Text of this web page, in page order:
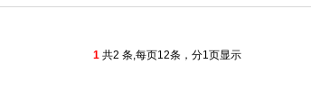
1 共2 条,每页12条，分1页显示